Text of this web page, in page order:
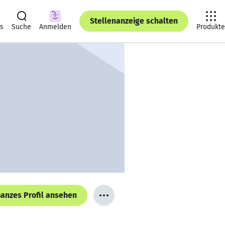
Suche Anmelden
Stellenanzeige schalten
Produkte
Profil ansehen